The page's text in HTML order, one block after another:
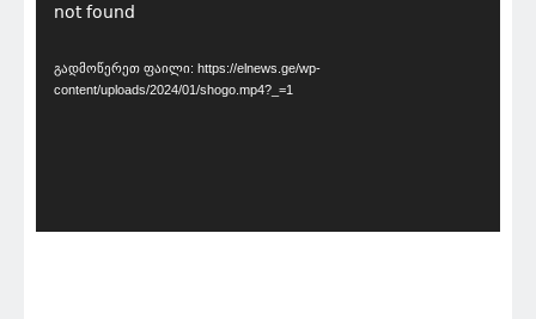
დამკვრელი
not found
გადმოწერეთ ფაილი: https://elnews.ge/wp-
content/uploads/2024/01/shogo.mp4?_=1